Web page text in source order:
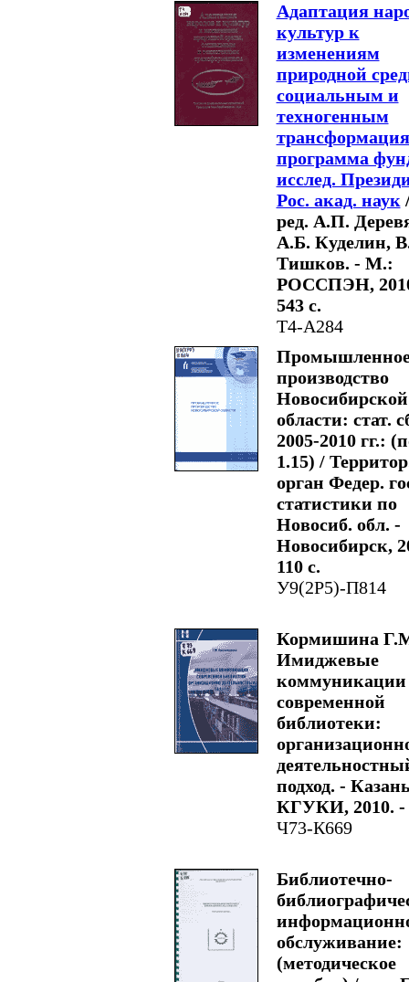
Адаптация
культур к
изменениям
природной
социальным и
техногенным
программа
исслед.
Рос. акад. наук
ред. А.П.
А.Б. Куделин,
Тишков. - М.:
РОССПЭН,
543 с.
Т4-А284
производство
Новосибирской
области: стат.
2005-2010 гг.:
1.15) /
орган Федер.
статистики по
Новосиб. обл. -
Новосибирск,
110 с.
У9(2Р5)-П814
Кормишина
Имиджевые
коммуникации
современной
библиотеки:
подход. -
КГУКИ, 2010. -
Ч73-К669
Библиотечно-
обслуживание:
(методическое